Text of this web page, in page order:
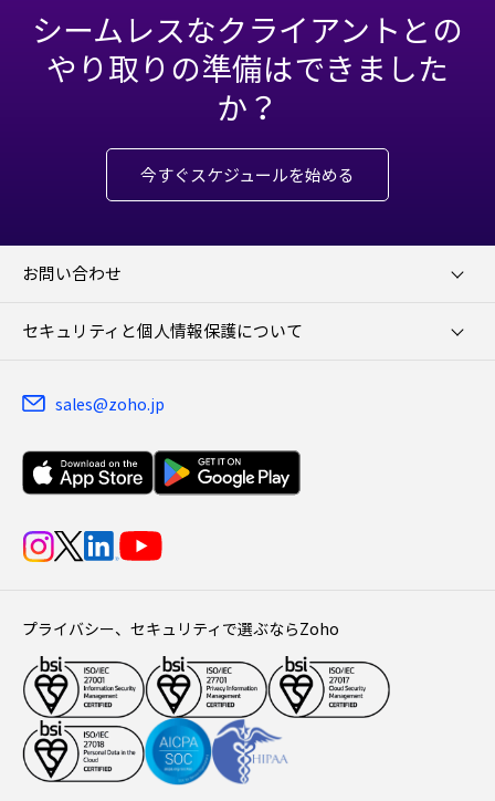
シームレスなクライアントとの
やり取りの準備はできました
か？
今すぐスケジュールを始める
お問い合わせ
セキュリティと個人情報保護について
sales@zoho.jp
プライバシー、セキュリティで選ぶならZoho